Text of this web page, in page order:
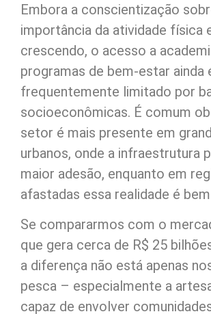
Embora a conscientização
importância da atividade física
crescendo, o acesso a
programas de bem-estar ainda
frequentemente limitado por
socioeconômicas. É comum
setor é mais presente em
urbanos, onde a infraestrutura
maior adesão, enquanto em
afastadas essa realidade é
Se compararmos com o
que gera cerca de R$ 25
a diferença não está apenas
pesca – especialmente a
capaz de envolver